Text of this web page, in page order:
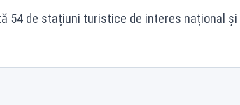
54 de stațiuni turistice de interes național